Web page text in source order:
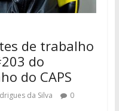
de trabalho
do
do CAPS
da Silva 0